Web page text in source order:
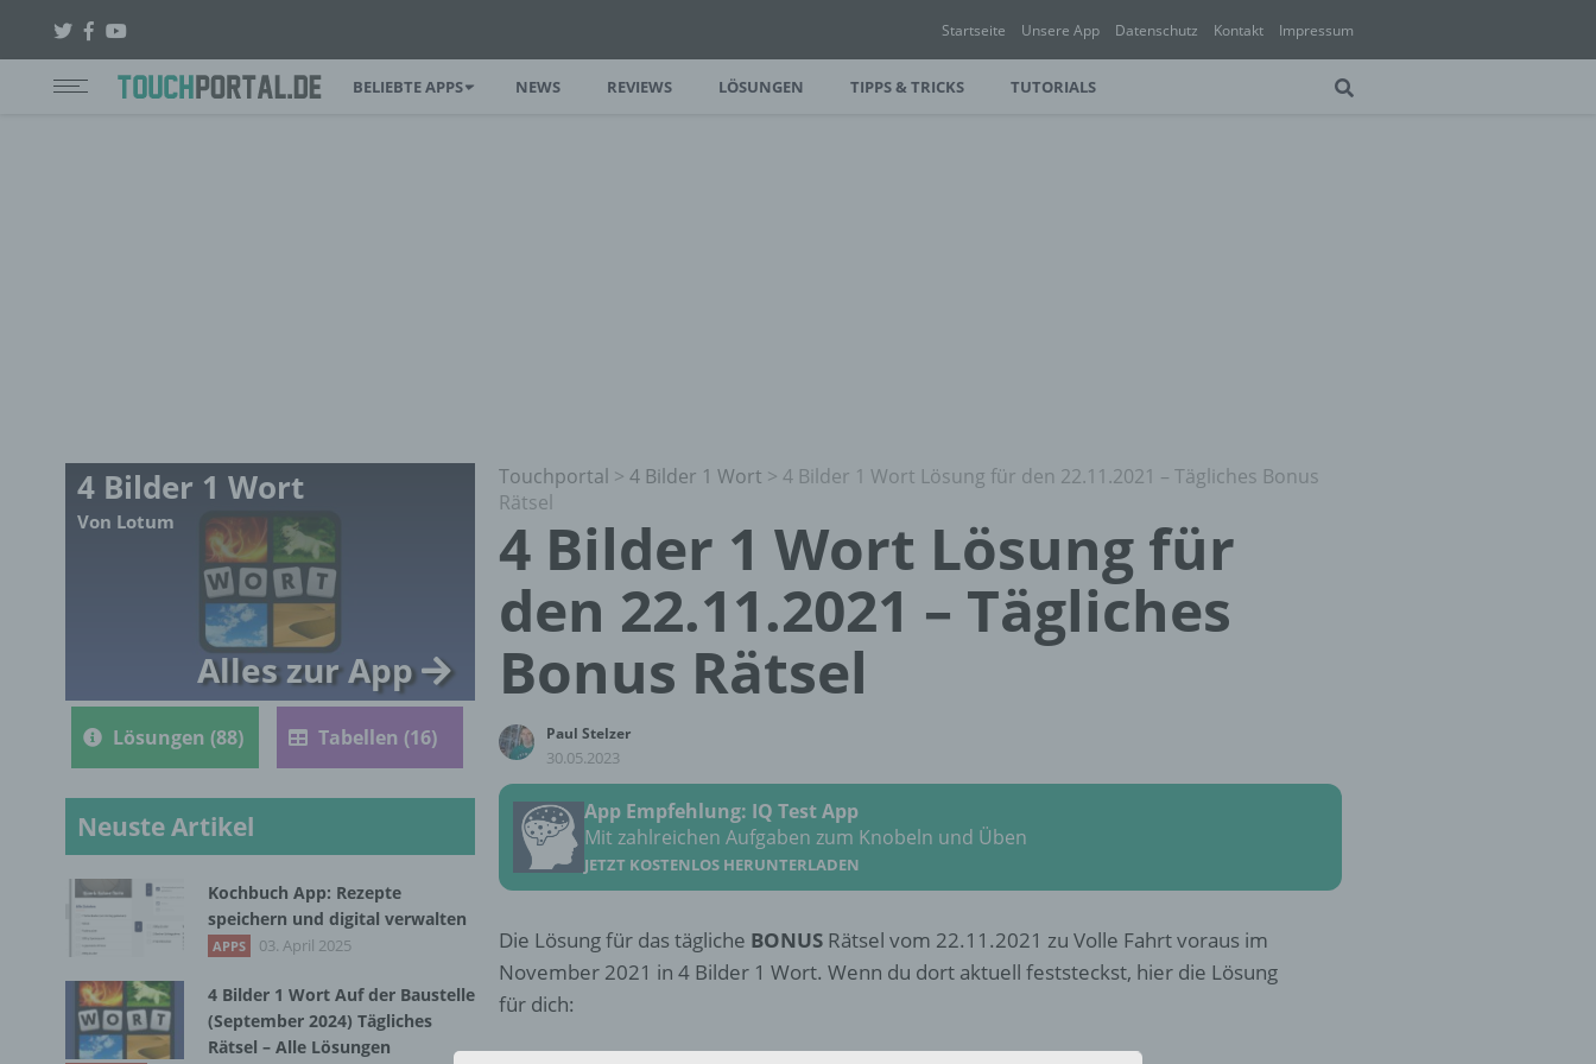
Startseite Unsere App Datenschutz Kontakt Impressum
BELIEBTE APPS NEWS REVIEWS LÖSUNGEN TIPPS & TRICKS TUTORIALS
Touchportal > 4 Bilder 1 Wort > 4 Bilder 1 Wort Lösung für den 22.11.2021 – Tägliches Bonus
Rätsel
4 Bilder 1 Wort Lösung für
den 22.11.2021 – Tägliches
Bonus Rätsel
Paul Stelzer
30.05.2023
App Empfehlung: IQ Test App
Mit zahlreichen Aufgaben zum Knobeln und Üben
JETZT KOSTENLOS HERUNTERLADEN
Die Lösung für das tägliche BONUS Rätsel vom 22.11.2021 zu Volle Fahrt voraus im
November 2021 in 4 Bilder 1 Wort. Wenn du dort aktuell feststeckst, hier die Lösung
für dich:
4 Bilder 1 Wort
Von Lotum
Alles zur App
Lösungen (88) Tabellen (16)
Neuste Artikel
Kochbuch App: Rezepte
speichern und digital verwalten
APPS 03. April 2025
4 Bilder 1 Wort Auf der Baustelle
(September 2024) Tägliches
Rätsel – Alle Lösungen